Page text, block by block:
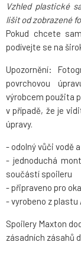
Vzhled plastické
lišit od zobrazené
Pokud chcete
podívejte se na
Upozornění:
povrchovou
výrobcem použita
v případě, že je
úpravy.
- odolný vůči vodě
- jednoduchá
součástí spoileru
- připraveno pro
- vyrobeno z
Spoilery Maxton
zásadních zásahů